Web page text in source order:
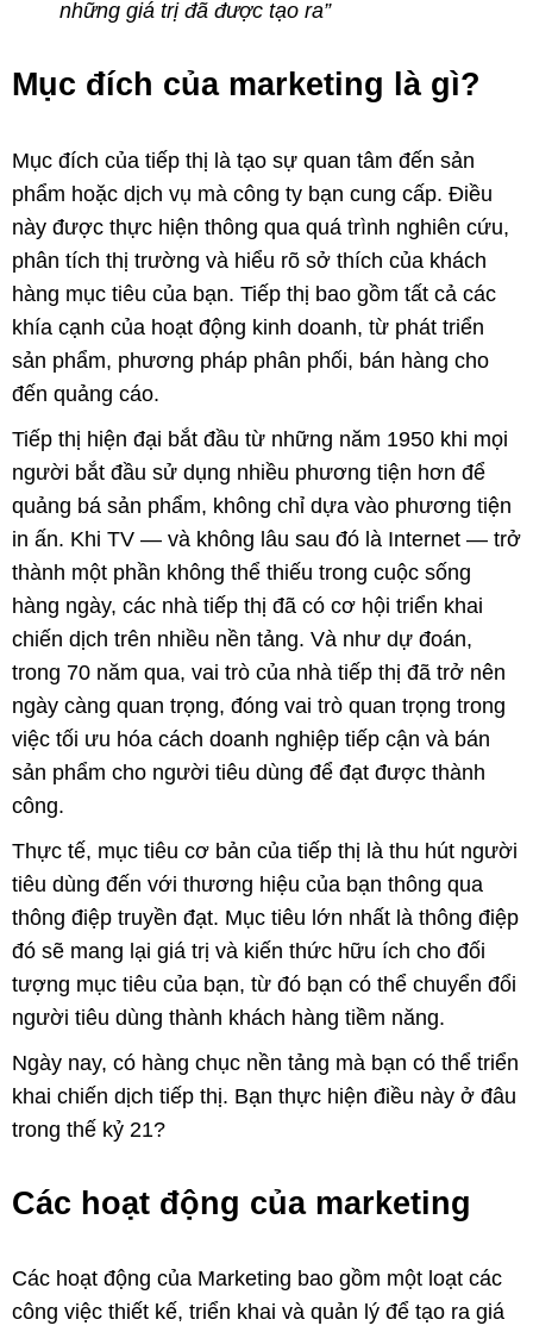
những giá trị đã được tạo ra”
Mục đích của marketing là gì?
Mục đích của tiếp thị là tạo sự quan tâm đến sản
phẩm hoặc dịch vụ mà công ty bạn cung cấp. Điều
này được thực hiện thông qua quá trình nghiên cứu,
phân tích thị trường và hiểu rõ sở thích của khách
hàng mục tiêu của bạn. Tiếp thị bao gồm tất cả các
khía cạnh của hoạt động kinh doanh, từ phát triển
sản phẩm, phương pháp phân phối, bán hàng cho
đến quảng cáo.
Tiếp thị hiện đại bắt đầu từ những năm 1950 khi mọi
người bắt đầu sử dụng nhiều phương tiện hơn để
quảng bá sản phẩm, không chỉ dựa vào phương tiện
in ấn. Khi TV — và không lâu sau đó là Internet — trở
thành một phần không thể thiếu trong cuộc sống
hàng ngày, các nhà tiếp thị đã có cơ hội triển khai
chiến dịch trên nhiều nền tảng. Và như dự đoán,
trong 70 năm qua, vai trò của nhà tiếp thị đã trở nên
ngày càng quan trọng, đóng vai trò quan trọng trong
việc tối ưu hóa cách doanh nghiệp tiếp cận và bán
sản phẩm cho người tiêu dùng để đạt được thành
công.
Thực tế, mục tiêu cơ bản của tiếp thị là thu hút người
tiêu dùng đến với thương hiệu của bạn thông qua
thông điệp truyền đạt. Mục tiêu lớn nhất là thông điệp
đó sẽ mang lại giá trị và kiến thức hữu ích cho đối
tượng mục tiêu của bạn, từ đó bạn có thể chuyển đổi
người tiêu dùng thành khách hàng tiềm năng.
Ngày nay, có hàng chục nền tảng mà bạn có thể triển
khai chiến dịch tiếp thị. Bạn thực hiện điều này ở đâu
trong thế kỷ 21?
Các hoạt động của marketing
Các hoạt động của Marketing bao gồm một loạt các
công việc thiết kế, triển khai và quản lý để tạo ra giá